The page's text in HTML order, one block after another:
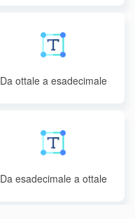
Da ottale a esadecimale
Da esadecimale a ottale